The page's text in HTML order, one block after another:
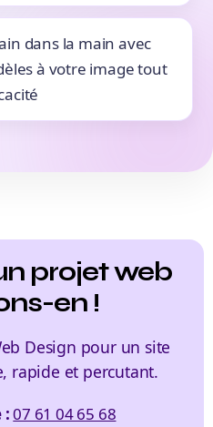
dans la main avec
à votre image tout
projet web
en !
Design pour un site
rapide et percutant.
:07 61 04 65 68